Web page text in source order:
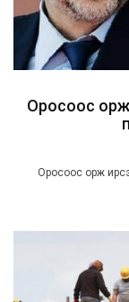
Оросоос
Оросоос орж